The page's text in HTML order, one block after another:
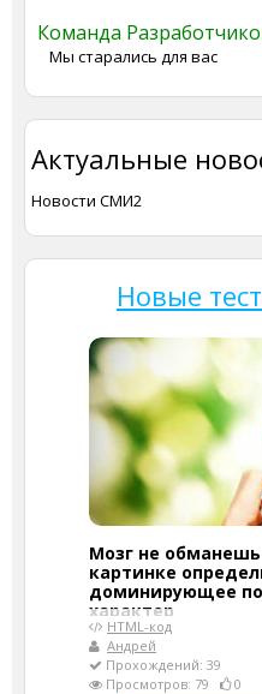
Команда
Мы старались для вас
Актуальные
Новости СМИ2
Новые
Мозг не
картинке
доминирующее
характер
HTML-код
Андрей
Прохождений: 39
Просмотров: 79
0